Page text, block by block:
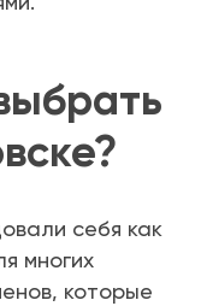
себя как
многих
которые